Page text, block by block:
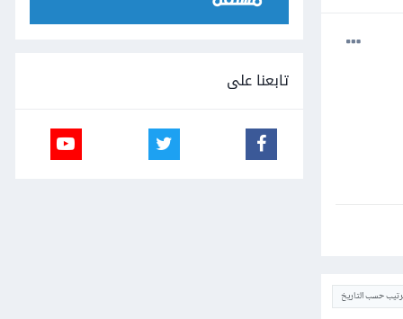
حسب التاريخ
تابعنا على